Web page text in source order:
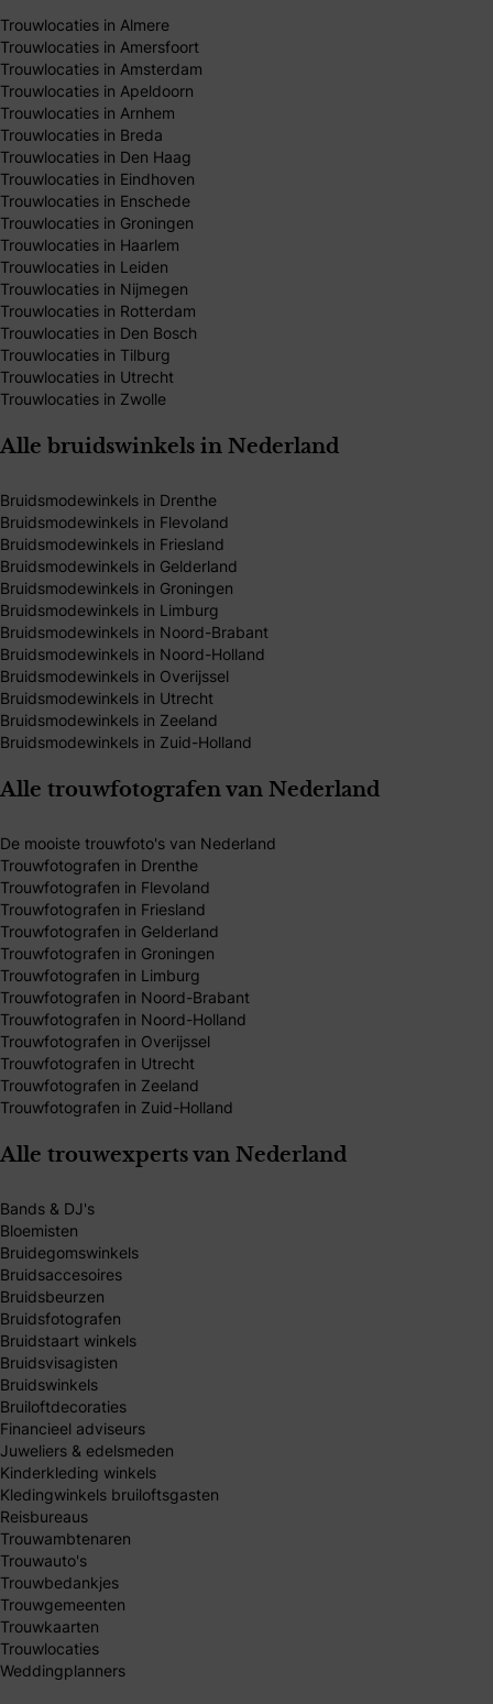
Trouwlocaties in Almere
Trouwlocaties in Amersfoort
Trouwlocaties in Amsterdam
Trouwlocaties in Apeldoorn
Trouwlocaties in Arnhem
Trouwlocaties in Breda
Trouwlocaties in Den Haag
Trouwlocaties in Eindhoven
Trouwlocaties in Enschede
Trouwlocaties in Groningen
Trouwlocaties in Haarlem
Trouwlocaties in Leiden
Trouwlocaties in Nijmegen
Trouwlocaties in Rotterdam
Trouwlocaties in Den Bosch
Trouwlocaties in Tilburg
Trouwlocaties in Utrecht
Trouwlocaties in Zwolle
Alle bruidswinkels in Nederland
Bruidsmodewinkels in Drenthe
Bruidsmodewinkels in Flevoland
Bruidsmodewinkels in Friesland
Bruidsmodewinkels in Gelderland
Bruidsmodewinkels in Groningen
Bruidsmodewinkels in Limburg
Bruidsmodewinkels in Noord-Brabant
Bruidsmodewinkels in Noord-Holland
Bruidsmodewinkels in Overijssel
Bruidsmodewinkels in Utrecht
Bruidsmodewinkels in Zeeland
Bruidsmodewinkels in Zuid-Holland
Alle trouwfotografen van Nederland
De mooiste trouwfoto's van Nederland
Trouwfotografen in Drenthe
Trouwfotografen in Flevoland
Trouwfotografen in Friesland
Trouwfotografen in Gelderland
Trouwfotografen in Groningen
Trouwfotografen in Limburg
Trouwfotografen in Noord-Brabant
Trouwfotografen in Noord-Holland
Trouwfotografen in Overijssel
Trouwfotografen in Utrecht
Trouwfotografen in Zeeland
Trouwfotografen in Zuid-Holland
Alle trouwexperts van Nederland
Bands & DJ's
Bloemisten
Bruidegomswinkels
Bruidsaccesoires
Bruidsbeurzen
Bruidsfotografen
Bruidstaart winkels
Bruidsvisagisten
Bruidswinkels
Bruiloftdecoraties
Financieel adviseurs
Juweliers & edelsmeden
Kinderkleding winkels
Kledingwinkels bruiloftsgasten
Reisbureaus
Trouwambtenaren
Trouwauto's
Trouwbedankjes
Trouwgemeenten
Trouwkaarten
Trouwlocaties
Weddingplanners